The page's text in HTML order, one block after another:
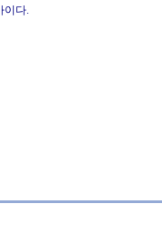
이다.